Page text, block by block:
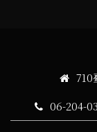
710
06-204-